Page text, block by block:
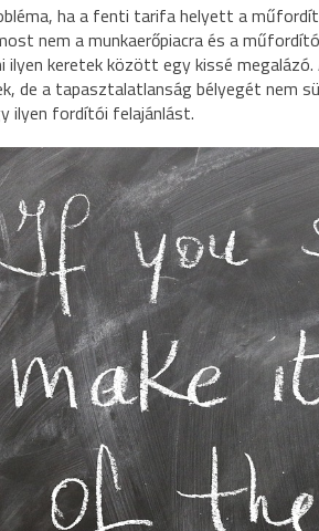
ha a fenti tarifa helyett a
nem a munkaerőpiacra és a
ilyen keretek között egy kissé
de a tapasztalatlanság bélyegét nem
ilyen fordítói felajánlást.